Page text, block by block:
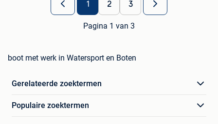
1 2 3
Pagina 1 van 3
boot met werk in Watersport en Boten
Gerelateerde zoektermen
Populaire zoektermen